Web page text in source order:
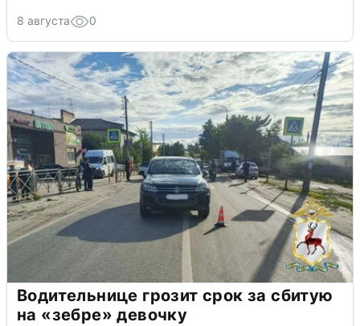
8 августа 0
Водительнице грозит срок за сбитую
на «зебре» девочку